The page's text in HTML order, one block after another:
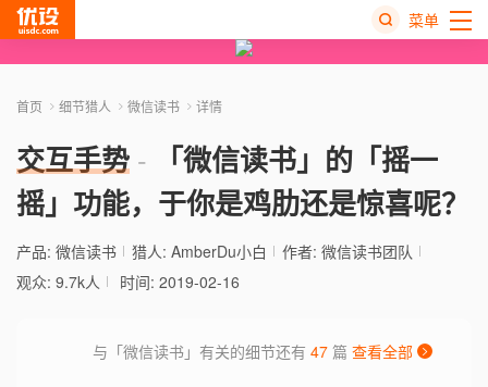
菜单
首页 细节猎人 微信读书 详情
交互手势
「微信读书」的「摇一
摇」功能，于你是鸡肋还是惊喜呢？
产品: 微信读书 猎人: AmberDu小白
作者: 微信读书团队
观众: 9.7k人
时间: 2019-02-16
与「微信读书」有关的细节还有 47 篇 查看全部